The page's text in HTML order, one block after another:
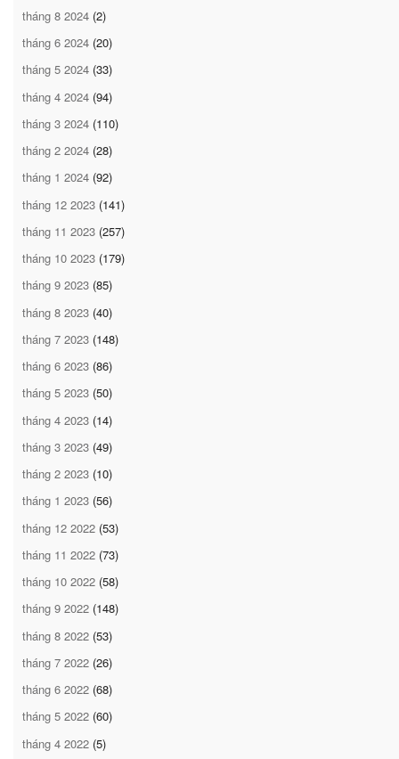
tháng 8 2024 (2)
tháng 6 2024 (20)
tháng 5 2024 (33)
tháng 4 2024 (94)
tháng 3 2024 (110)
tháng 2 2024 (28)
tháng 1 2024 (92)
tháng 12 2023 (141)
tháng 11 2023 (257)
tháng 10 2023 (179)
tháng 9 2023 (85)
tháng 8 2023 (40)
tháng 7 2023 (148)
tháng 6 2023 (86)
tháng 5 2023 (50)
tháng 4 2023 (14)
tháng 3 2023 (49)
tháng 2 2023 (10)
tháng 1 2023 (56)
tháng 12 2022 (53)
tháng 11 2022 (73)
tháng 10 2022 (58)
tháng 9 2022 (148)
tháng 8 2022 (53)
tháng 7 2022 (26)
tháng 6 2022 (68)
tháng 5 2022 (60)
tháng 4 2022 (5)